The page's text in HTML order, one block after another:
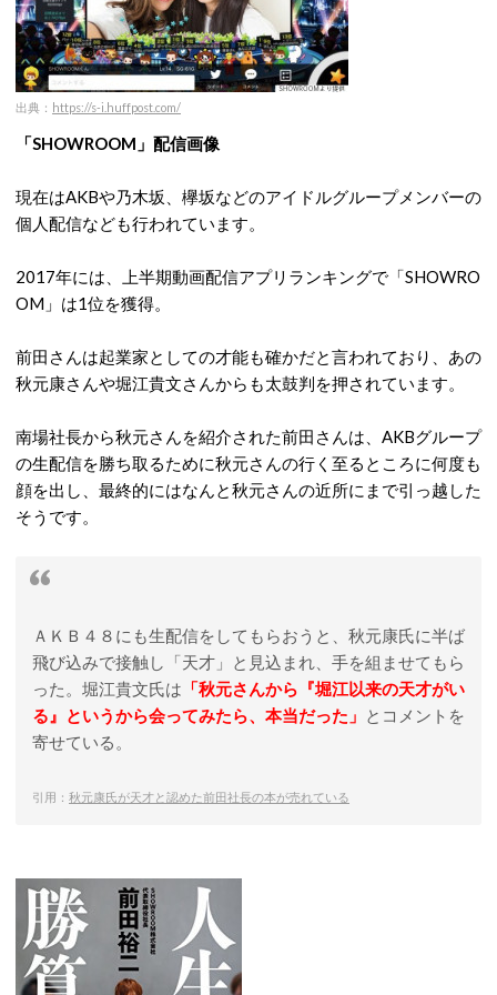
出典： https://s-i.huffpost.com/
「SHOWROOM」配信画像
現在はAKBや乃木坂、欅坂などのアイドルグループメンバーの
個人配信なども行われています。
2017年には、上半期動画配信アプリランキングで「SHOWRO
OM」は1位を獲得。
前田さんは起業家としての才能も確かだと言われており、あの
秋元康さんや堀江貴文さんからも太鼓判を押されています。
南場社長から秋元さんを紹介された前田さんは、AKBグループ
の生配信を勝ち取るために秋元さんの行く至るところに何度も
顔を出し、最終的にはなんと秋元さんの近所にまで引っ越した
そうです。
ＡＫＢ４８にも生配信をしてもらおうと、秋元康氏に半ば
飛び込みで接触し「天才」と見込まれ、手を組ませてもら
った。堀江貴文氏は 「秋元さんから『堀江以来の天才がい
る』というから会ってみたら、本当だった」 とコメントを
寄せている。
引用： 秋元康氏が天才と認めた前田社長の本が売れている